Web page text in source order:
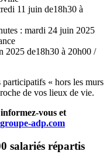
11 juin de18h30 à
: mardi 24 juin 2025
2025 de18h30 à 20h00 /
« hors les murs
de vos lieux de vie.
vous et
adp.com
salariés répartis